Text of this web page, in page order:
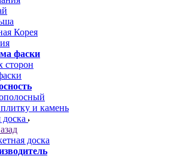
Корея
фаски
сторон
и камень
доска